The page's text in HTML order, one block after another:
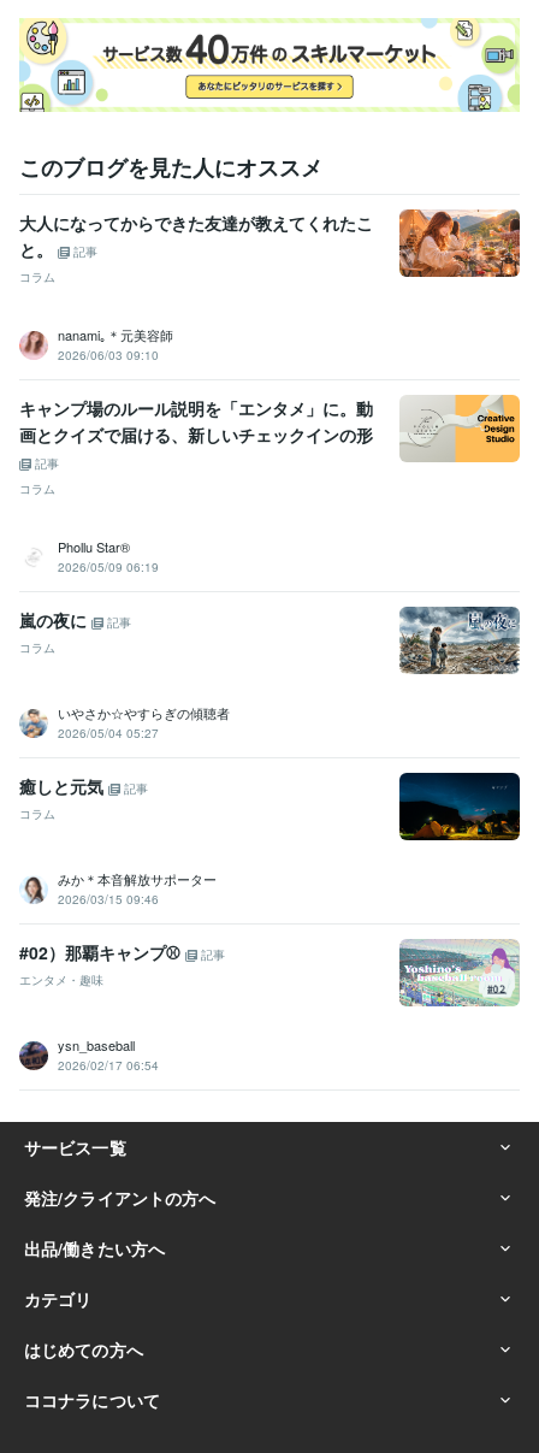
このブログを見た人にオススメ
大人になってからできた友達が教えてくれたこ
と。
記事
コラム
nanami｡＊元美容師
2026/06/03 09:10
キャンプ場のルール説明を「エンタメ」に。動
画とクイズで届ける、新しいチェックインの形
記事
コラム
Phollu Star®
2026/05/09 06:19
嵐の夜に
記事
コラム
いやさか☆やすらぎの傾聴者
2026/05/04 05:27
癒しと元気
記事
コラム
みか＊本音解放サポーター
2026/03/15 09:46
#02）那覇キャンプ⚾️
記事
エンタメ・趣味
ysn_baseball
2026/02/17 06:54